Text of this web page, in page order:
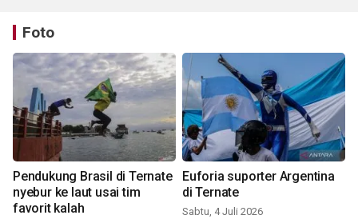
Foto
Pendukung Brasil di Ternate
nyebur ke laut usai tim
favorit kalah
Euforia suporter Argentina
di Ternate
Sabtu, 4 Juli 2026